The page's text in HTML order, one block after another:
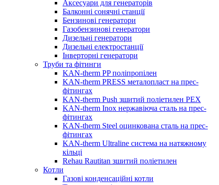
Аксесуари для генераторів
Балконні сонячні станції
Бензинові генератори
Газобензинові генератори
Дизельні генератори
Дизельні електростанції
Інверторні генератори
Труби та фітинги
KAN-therm PP поліпропілен
KAN-therm PRESS металопласт на прес-
фітингах
KAN-therm Push зшитий поліетилен PEX
KAN-therm Inox нержавіюча сталь на прес-
фітингах
KAN-therm Steel оцинкована сталь на прес-
фітингах
KAN-therm Ultraline система на натяжному
кільці
Rehau Rautitan зшитий поліетилен
Котли
Газові конденсаційні котли